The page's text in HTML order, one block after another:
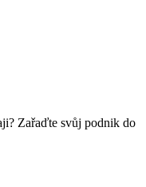
? Zařaďte svůj podnik do